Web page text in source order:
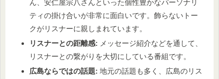
ん、安仁屋宗八さんといった個性豊かなパーソナリ
ティの掛け合いが非常に面白いです。飾らないトー
クがリスナーに親しまれています。
リスナーとの距離感: メッセージ紹介などを通して、
リスナーとの繋がりを大切にしている番組です。
広島ならではの話題: 地元の話題も多く、広島のリス